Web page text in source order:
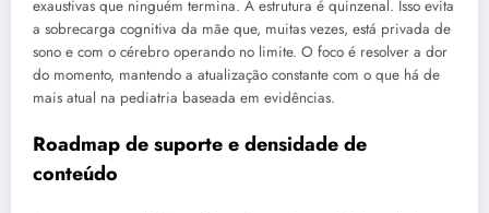
exaustivas que ninguém termina. A estrutura é quinzenal. Isso evita
a sobrecarga cognitiva da mãe que, muitas vezes, está privada de
sono e com o cérebro operando no limite. O foco é resolver a dor
do momento, mantendo a atualização constante com o que há de
mais atual na pediatria baseada em evidências.
Roadmap de suporte e densidade de
conteúdo